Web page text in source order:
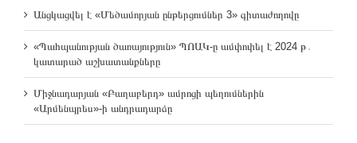
Անցկացվել է «Մեծամորյան ընթերցումներ 3» գիտաժողովը
«Պահպանության ծառայություն» ՊՈԱԿ-ը ամփոփել է 2024 թ․
կատարած աշխատանքները
Միջնադարյան «Բաղաբերդ» ամրոցի պեղումներին
«Արմենպրես»-ի անդրադարձը